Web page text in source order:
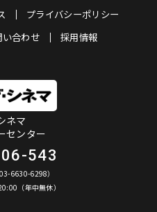
プライバシーポリシー
い合わせ 採用情報
ネマ
センター
543
6630-6298）
（年中無休）